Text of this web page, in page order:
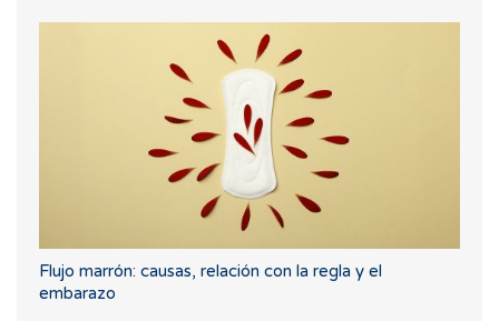
Flujo marrón: causas, relación con la regla y el
embarazo